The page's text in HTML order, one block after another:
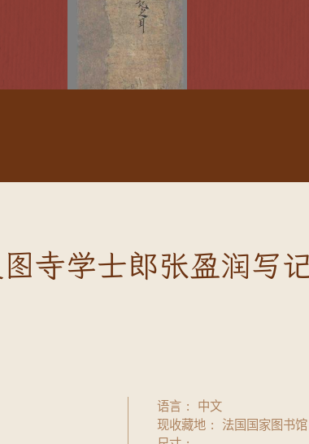
寺学士郎张盈润写
语言
中文
现收藏地
法国国家图书馆